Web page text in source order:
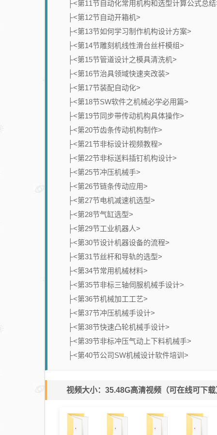
├<第11节自动化常用机构和选型计算公式总
├<第12节自动开箱机>
├<第13节如何学习制作机构设计方案>
├<第14节雕刻机线性滑台丝杆模组>
├<第15节管道设计之模具清洗机>
├<第16节治具领域快速夹改装>
├<第17节装配自动化>
├<第18节SW软件之机械必学必用篇>
├<第19节同步带传动机构具体操作>
├<第20节齿条传动机构制作>
├<第21节非标设计视频教程>
├<第22节非标送料插钉机构设计>
├<第25节冲压机械手>
├<第26节链条传动应用>
├<第27节电机减速机选型>
├<第28节气缸选型>
├<第29节工业机器人>
├<第30节设计机器设备的流程>
├<第31节丝杆和导轨的选型>
├<第34节常用机械材料>
├<第35节非标三轴伺服机械手设计>
├<第36节机械加工工艺>
├<第37节冲压机械手设计>
├<第38节快速凸轮机械手设计>
├<第39节非标冲压气动上下料机械手>
├<第40节公司SW机械设计软件培训>
视频大小：35.48G高清视频（可在线可下载